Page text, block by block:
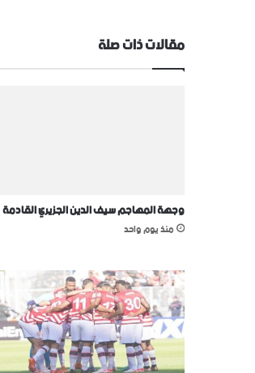
مقالات ذات صلة
وجهة المهاجم سيف الدين الجزيري القادمة
منذ يوم واحد